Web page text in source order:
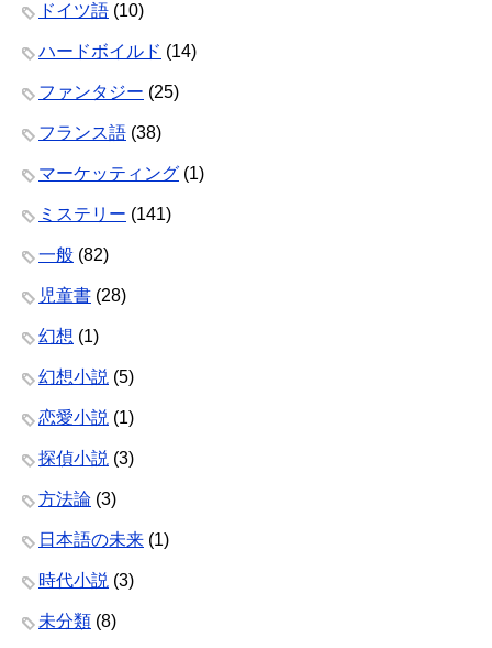
ドイツ語 (10)
ハードボイルド (14)
ファンタジー (25)
フランス語 (38)
マーケッティング (1)
ミステリー (141)
一般 (82)
児童書 (28)
幻想 (1)
幻想小説 (5)
恋愛小説 (1)
探偵小説 (3)
方法論 (3)
日本語の未来 (1)
時代小説 (3)
未分類 (8)